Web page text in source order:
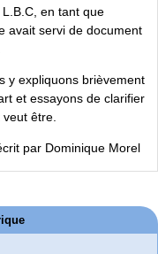
en tant que
avait servi de document
y expliquons brièvement
et essayons de clarifier
être.
par Dominique Morel